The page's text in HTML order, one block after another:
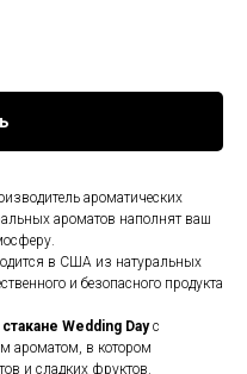
ароматических
ароматов наполнят ваш
в США из натуральных
и безопасного продукта
Wedding Dayc
ароматом, в котором
и сладких фруктов.